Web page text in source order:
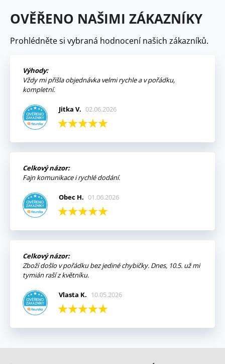
OVĚŘENO NAŠIMI ZÁKAZNÍKY
Prohlédněte si vybraná hodnocení našich zákazníků.
Výhody:
Vždy mi přišla objednávka velmi rychle a v pořádku,
kompletní.
Jitka V. 02.06.2026
Celkový názor:
Fajn komunikace i rychlé dodání.
Obec H. 01.06.2026
Celkový názor:
Zboží došlo v pořádku bez jediné chybičky. Dnes, 10.5. už mi
tymián raší z květníku.
Vlasta K. 10.05.2026